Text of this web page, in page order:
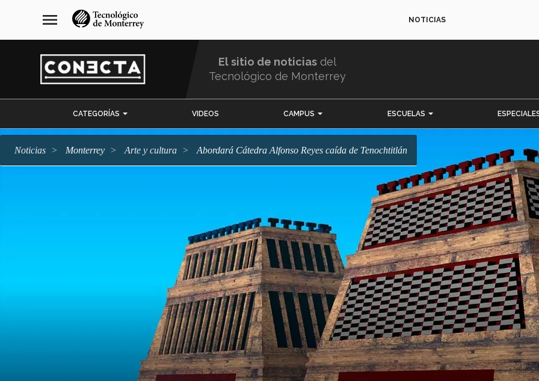
navegación
principal
menu NOTICIAS
El sitio de noticias del
Tecnológico de Monterrey
CATEGORÍAS VIDEOS CAMPUS ESCUELAS
Noticias Monterrey arte y cultura Abordará Cátedra Alfonso Reyes caída de Tenochtitlán